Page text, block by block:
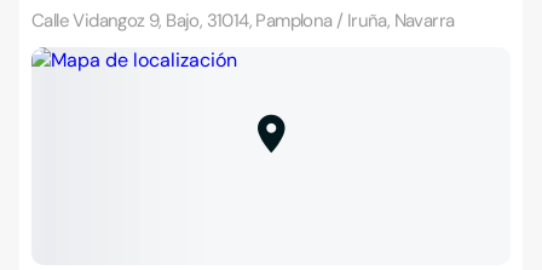
Calle Vidangoz 9, Bajo, 31014, Pamplona / Iruña, Navarra